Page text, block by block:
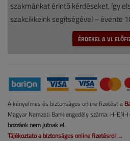
szakmánkat érintő kérdéseket, így
szakcikkeink segítségével – évente
ÉRDEKEL A VL
A kényelmes és biztonságos online fizetést a
Magyar Nemzeti Bank engedély száma: H-
hozzánk nem jutnak el.
Tájékoztató a biztonságos online fizetésről →